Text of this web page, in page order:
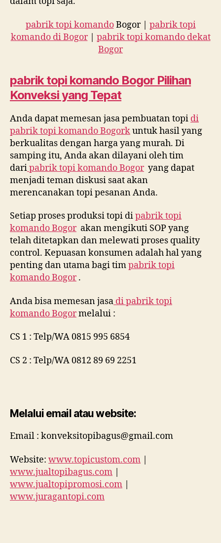
pabrik topi komandoBogor | pabrik topi
komando di Bogor| pabrik topi komando dekat
Bogor
pabrik topi komando Bogor Pilihan
Konveksi yang Tepat
Anda dapat memesan jasa pembuatan topi di
pabrik topi komando Bogorkuntuk hasil yang
berkualitas dengan harga yang murah. Di
samping itu, Anda akan dilayani oleh tim
daripabrik topi komando Bogoryang dapat
menjadi teman diskusi saat akan
merencanakan topi pesanan Anda.
Setiap proses produksi topi dipabrik topi
komando Bogorakan mengikuti SOP yang
telah ditetapkan dan melewati proses quality
control. Kepuasan konsumen adalah hal yang
penting dan utama bagi timpabrik topi
komando Bogor.
Anda bisa memesan jasa dipabrik topi
komando Bogormelalui :
CS 1 : Telp/WA 0815 995 6854
CS 2 : Telp/WA 0812 89 69 2251
Melalui email atau website:
Email : konveksitopibagus@gmail.com
Website: www.topicustom.com |
www.jualtopibagus.com |
www.jualtopipromosi.com |
www.juragantopi.com